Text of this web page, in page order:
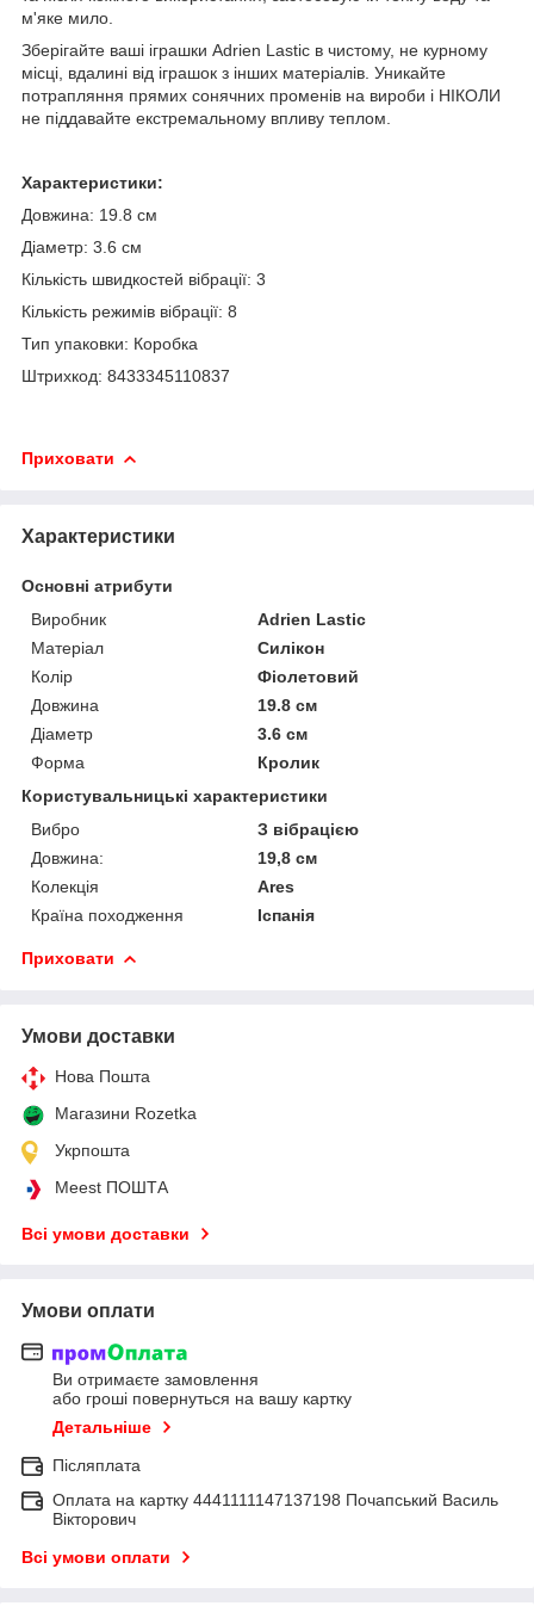
м'яке мило.
Зберігайте ваші іграшки Adrien Lastic в чистому, не курному
місці, вдалині від іграшок з інших матеріалів. Уникайте
потрапляння прямих сонячних променів на вироби і НІКОЛИ
не піддавайте екстремальному впливу теплом.
Характеристики:
Довжина: 19.8 см
Діаметр: 3.6 см
Кількість швидкостей вібрації: 3
Кількість режимів вібрації: 8
Тип упаковки: Коробка
Штрихкод: 8433345110837
Приховати
Характеристики
Основні атрибути
Виробник
Adrien Lastic
Матеріал
Силікон
Колір
Фіолетовий
Довжина
19.8 см
Діаметр
3.6 см
Форма
Кролик
Користувальницькі характеристики
Вибро
З вібрацією
Довжина:
19,8 см
Колекція
Ares
Країна походження
Іспанія
Приховати
Умови доставки
Нова Пошта
Магазини Rozetka
Укрпошта
Meest ПОШТА
Всі умови доставки
Умови оплати
Ви отримаєте замовлення
або гроші повернуться на вашу картку
Детальніше
Післяплата
Оплата на картку 4441111147137198 Почапський Василь
Вікторович
Всі умови оплати